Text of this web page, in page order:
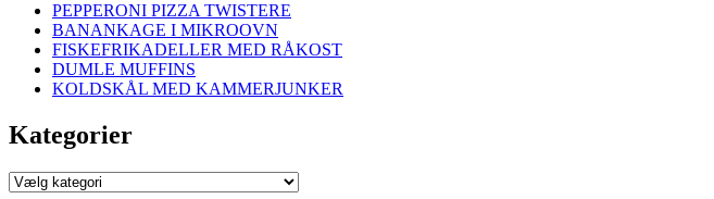
PEPPERONI PIZZA TWISTERE
BANANKAGE I MIKROOVN
FISKEFRIKADELLER MED RÅKOST
DUMLE MUFFINS
KOLDSKÅL MED KAMMERJUNKER
Kategorier
Kategorier